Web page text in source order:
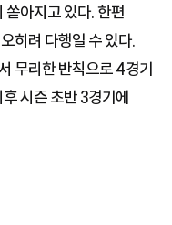
쏟아지고 있다. 한편
히려 다행일 수 있다.
무리한 반칙으로 4경기
시즌 초반 3경기에